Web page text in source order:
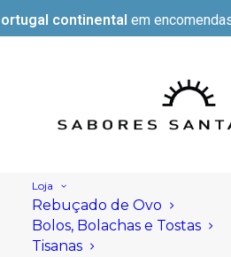
continental em
Loja
Rebuçado de Ovo
Bolos, Bolachas e Tostas
Tisanas